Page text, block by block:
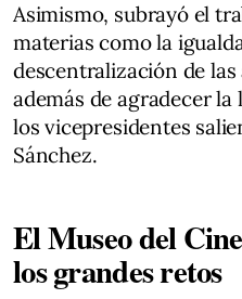
Asimismo, subrayó el
materias como la
descentralización de
además de agradecer
los vicepresidentes
Sánchez.
El Museo del
los grandes retos